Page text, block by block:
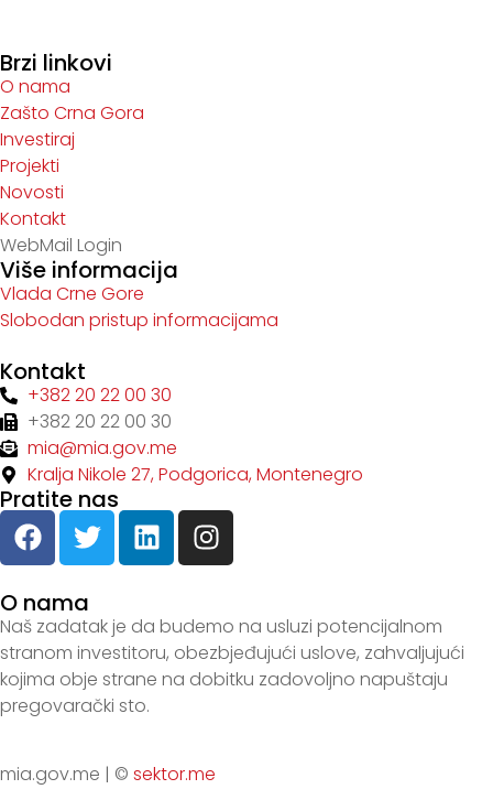
Brzi linkovi
O nama
Zašto Crna Gora
Investiraj
Projekti
Novosti
Kontakt
WebMail Login
Više informacija
Vlada Crne Gore
Slobodan pristup informacijama
Kontakt
+382 20 22 00 30
+382 20 22 00 30
mia@mia.gov.me
Kralja Nikole 27, Podgorica, Montenegro
Pratite nas
O nama
Naš zadatak je da budemo na usluzi potencijalnom
stranom investitoru, obezbjeđujući uslove, zahvaljujući
kojima obje strane na dobitku zadovoljno napuštaju
pregovarački sto.
mia.gov.me | © sektor.me